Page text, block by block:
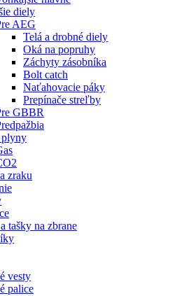
diely
AEG
Telá a drobné diely
Oká na popruhy
Záchyty zásobníka
Bolt catch
Naťahovacie páky
Prepínače streľby
GBBR
plyny
zraku
tašky na zbrane
vesty
palice